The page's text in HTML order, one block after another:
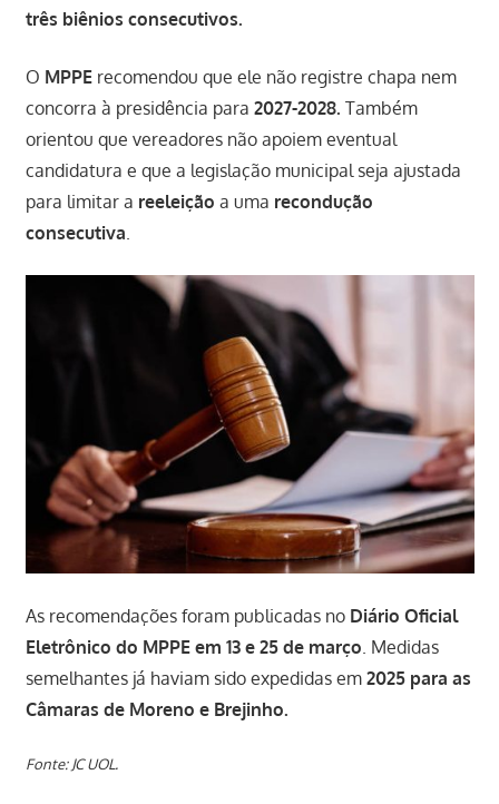
três biênios consecutivos.
O MPPErecomendou que ele não registre chapa nem
concorra à presidência para 2027-2028. Também
orientou que vereadores não apoiem eventual
candidatura e que a legislação municipal seja ajustada
para limitar a reeleição a uma recondução
consecutiva
As recomendações foram publicadas no Diário Oficial
Eletrônico do MPPE em 13 e 25 de março . Medidas
semelhantes já haviam sido expedidas em 2025 para as
Câmaras de Moreno e Brejinho.
Fonte: JC UOL.